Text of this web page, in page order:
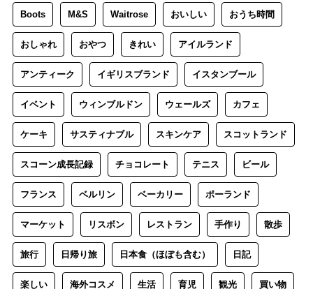
Boots M&S Waitrose おいしい おうち時間
おしゃれ おやつ きれい アイルランド
アンティーク イギリスブランド イスタンブール
イベント ウィンブルドン ウェールズ カフェ
ケーキ サスティナブル スキンケア スコットランド
スコーン成長記録 チョコレート テニス ビール
フランス ベルリン ベーカリー ポーランド
マーケット リスボン レストラン 手作り 散歩
旅行 日帰り旅 日本食（ほぼも含む） 日記
楽しい 海外コスメ 生活 育児 観光 買い物